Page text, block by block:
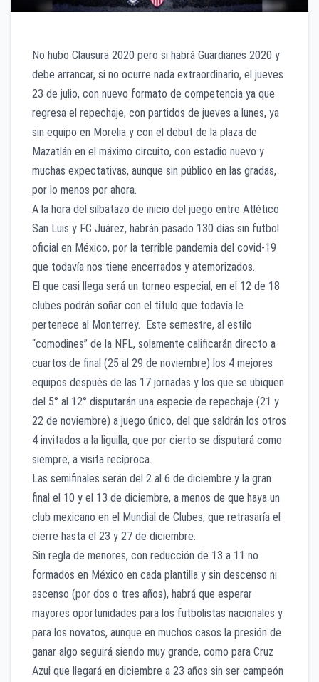
No hubo Clausura 2020 pero si habrá Guardianes 2020 y
debe arrancar, si no ocurre nada extraordinario, el jueves
23 de julio, con nuevo formato de competencia ya que
regresa el repechaje, con partidos de jueves a lunes, ya
sin equipo en Morelia y con el debut de la plaza de
Mazatlán en el máximo circuito, con estadio nuevo y
muchas expectativas, aunque sin público en las gradas,
por lo menos por ahora.
A la hora del silbatazo de inicio del juego entre Atlético
San Luis y FC Juárez, habrán pasado 130 días sin futbol
oficial en México, por la terrible pandemia del covid-19
que todavía nos tiene encerrados y atemorizados.
El que casi llega será un torneo especial, en el 12 de 18
clubes podrán soñar con el título que todavía le
pertenece al Monterrey. Este semestre, al estilo
“comodines” de la NFL, solamente calificarán directo a
cuartos de final (25 al 29 de noviembre) los 4 mejores
equipos después de las 17 jornadas y los que se ubiquen
del 5° al 12° disputarán una especie de repechaje (21 y
22 de noviembre) a juego único, del que saldrán los otros
4 invitados a la liguilla, que por cierto se disputará como
siempre, a visita recíproca.
Las semifinales serán del 2 al 6 de diciembre y la gran
final el 10 y el 13 de diciembre, a menos de que haya un
club mexicano en el Mundial de Clubes, que retrasaría el
cierre hasta el 23 y 27 de diciembre.
Sin regla de menores, con reducción de 13 a 11 no
formados en México en cada plantilla y sin descenso ni
ascenso (por dos o tres años), habrá que esperar
mayores oportunidades para los futbolistas nacionales y
para los novatos, aunque en muchos casos la presión de
ganar algo seguirá siendo muy grande, como para Cruz
Azul que llegará en diciembre a 23 años sin ser campeón